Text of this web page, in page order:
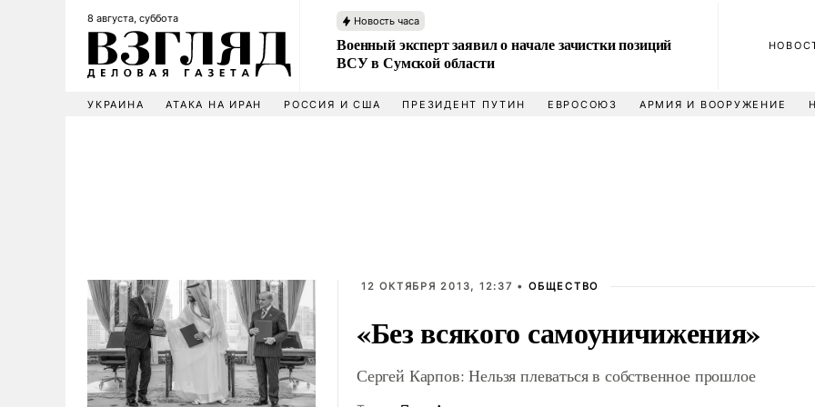
8 августа, суббота Новость часа
Военный эксперт заявил о начале зачистки позиций
ВСУ в Сумской области
УКРАИНА АТАКА НА ИРАН РОССИЯ И США ПРЕЗИДЕНТ ПУТИН ЕВРОСОЮЗ АРМИЯ И ВООРУЖЕНИЕ
12 ОКТЯБРЯ 2013, 12:37 • ОБЩЕСТВО
«Без всякого самоуничижения»
Сергей Карпов: Нельзя плеваться в собственное прошлое